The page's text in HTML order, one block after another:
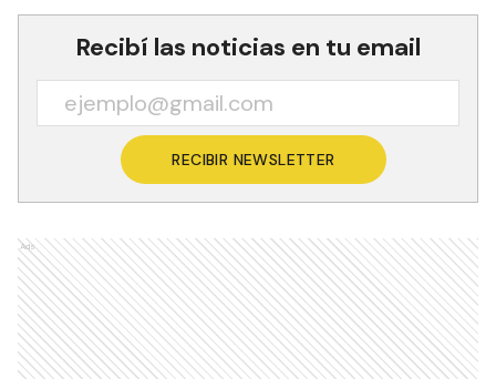
Recibí las noticias en tu email
RECIBIR NEWSLETTER
Ads